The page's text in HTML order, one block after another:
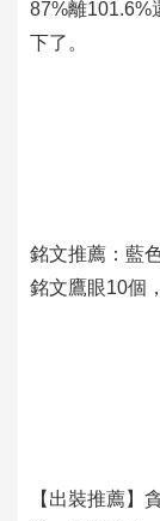
87%離101.6%
下了。
銘文推薦：藍
銘文鷹眼10個
【出裝推薦】